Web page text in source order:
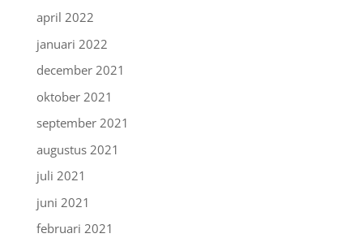
april 2022
januari 2022
december 2021
oktober 2021
september 2021
augustus 2021
juli 2021
juni 2021
februari 2021